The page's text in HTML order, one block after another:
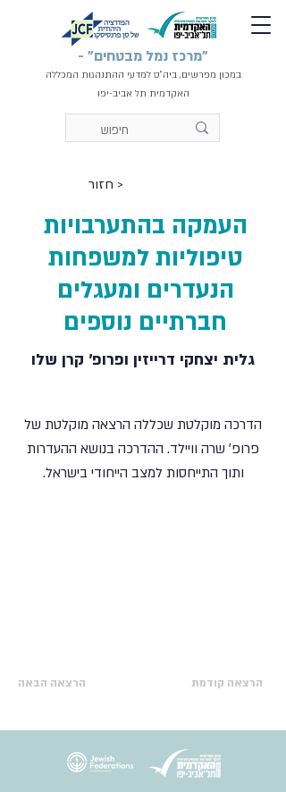
"מרכז נמל מבטחים" -
במכון מפרשים, ביה"ס למדעי ההתנהגות המכללה
האקדמית תל אביב-יפו
< חזור
העמקה בהתערבויות
טיפוליות למשפחות
הנעדרים ומעגלים
חברתיים נוספים
גלית יצחקי דרייזין ופרופ׳ קרן שלו
הדרכה מוקלטת שכללה הרצאה מוקלטת של
פרופ׳ שרה וויילד. ההדרכה בנושא ההעדרות
ותוך התייחסות למצב הייחודי בישראל.
הרצאה הבאה הרצאה קודמת